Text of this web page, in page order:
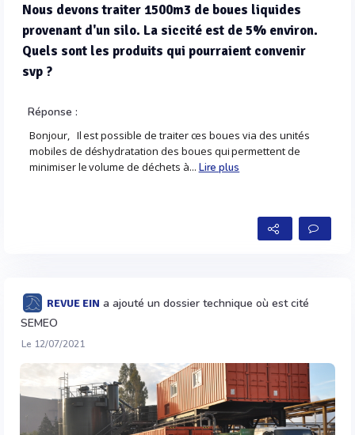
Nous devons traiter 1500m3 de boues liquides
provenant d'un silo. La siccité est de 5% environ.
Quels sont les produits qui pourraient convenir
svp ?
Réponse :
Bonjour, Il est possible de traiter ces boues via des unités
mobiles de déshydratation des boues qui permettent de
minimiser le volume de déchets à... Lire plus
REVUE EIN a ajouté un dossier technique où est cité
SEMEO
Le 12/07/2021